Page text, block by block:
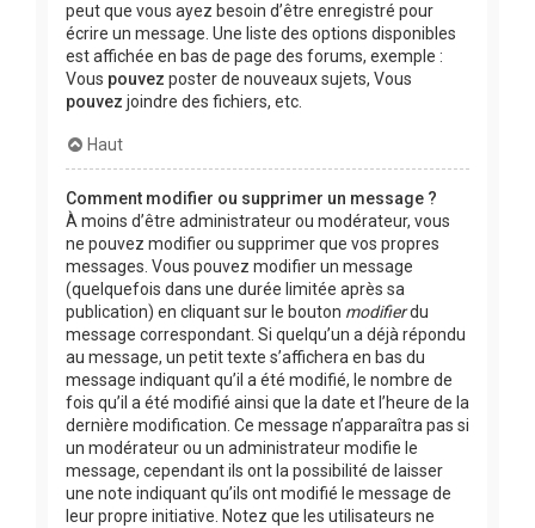
peut que vous ayez besoin d’être enregistré pour
écrire un message. Une liste des options disponibles
est affichée en bas de page des forums, exemple :
Vous pouvez poster de nouveaux sujets, Vous
pouvez joindre des fichiers, etc.
Haut
Comment modifier ou supprimer un message ?
À moins d’être administrateur ou modérateur, vous
ne pouvez modifier ou supprimer que vos propres
messages. Vous pouvez modifier un message
(quelquefois dans une durée limitée après sa
publication) en cliquant sur le bouton modifierdu
message correspondant. Si quelqu’un a déjà répondu
au message, un petit texte s’affichera en bas du
message indiquant qu’il a été modifié, le nombre de
fois qu’il a été modifié ainsi que la date et l’heure de la
dernière modification. Ce message n’apparaîtra pas si
un modérateur ou un administrateur modifie le
message, cependant ils ont la possibilité de laisser
une note indiquant qu’ils ont modifié le message de
leur propre initiative. Notez que les utilisateurs ne